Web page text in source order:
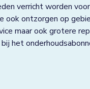
verricht worden
ontzorgen op
maar ook grotere
het